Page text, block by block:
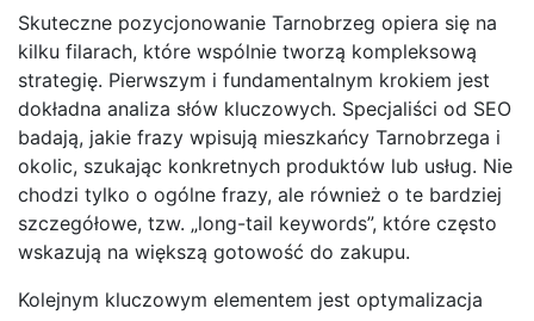
Skuteczne pozycjonowanie Tarnobrzeg opiera się na
kilku filarach, które wspólnie tworzą kompleksową
strategię. Pierwszym i fundamentalnym krokiem jest
dokładna analiza słów kluczowych. Specjaliści od SEO
badają, jakie frazy wpisują mieszkańcy Tarnobrzega i
okolic, szukając konkretnych produktów lub usług. Nie
chodzi tylko o ogólne frazy, ale również o te bardziej
szczegółowe, tzw. „long-tail keywords”, które często
wskazują na większą gotowość do zakupu.
Kolejnym kluczowym elementem jest optymalizacja